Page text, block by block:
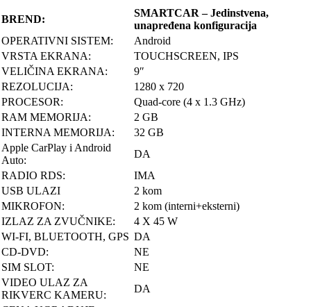
BREND:
SMARTCAR – Jedinstvena,
unapređena konfiguracija
OPERATIVNI SISTEM:
Android
VRSTA EKRANA:
TOUCHSCREEN, IPS
VELIČINA EKRANA:
9″
REZOLUCIJA:
1280 x 720
PROCESOR:
Quad-core (4 x 1.3 GHz)
RAM MEMORIJA:
2 GB
INTERNA MEMORIJA:
32 GB
Apple CarPlay i Android
Auto:
DA
RADIO RDS:
IMA
USB ULAZI
2 kom
MIKROFON:
2 kom (interni+eksterni)
IZLAZ ZA ZVUČNIKE:
4 X 45 W
WI-FI, BLUETOOTH, GPS DA
CD-DVD:
NE
SIM SLOT:
NE
VIDEO ULAZ ZA
RIKVERC KAMERU:
DA